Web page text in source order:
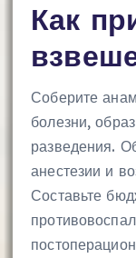
Как
Соберите
болезни,
разведения.
анестезии и
Составьте